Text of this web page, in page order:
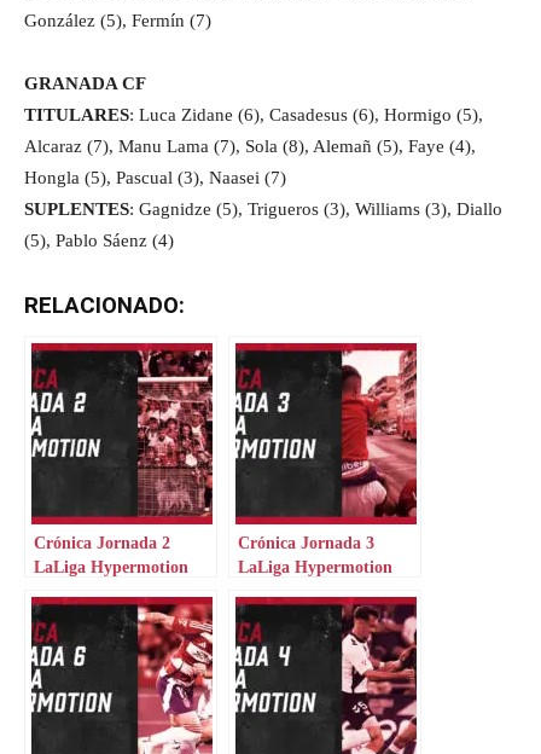
González (5), Fermín (7)
GRANADA CF
TITULARES: Luca Zidane (6), Casadesus (6), Hormigo (5),
Alcaraz (7), Manu Lama (7), Sola (8), Alemañ (5), Faye (4),
Hongla (5), Pascual (3), Naasei (7)
SUPLENTES: Gagnidze (5), Trigueros (3), Williams (3), Diallo
(5), Pablo Sáenz (4)
RELACIONADO:
Crónica Jornada 2
LaLiga Hypermotion
Crónica Jornada 3
LaLiga Hypermotion